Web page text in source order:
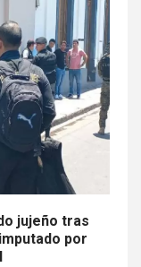
jujeño tras
por